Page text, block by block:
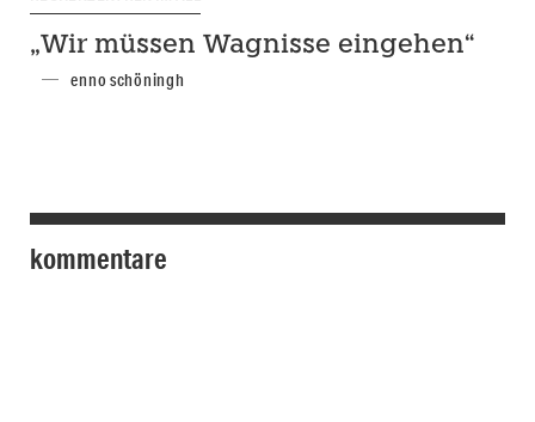
„Wir müssen Wagnisse eingehen“
enno schöningh
kommentare